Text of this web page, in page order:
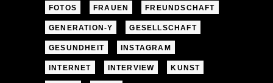
FOTOS FRAUEN FREUNDSCHAFT
GENERATION-Y GESELLSCHAFT
GESUNDHEIT INSTAGRAM
INTERNET INTERVIEW KUNST